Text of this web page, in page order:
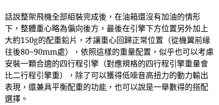
話說整架飛機全部組裝完成後，在油箱還沒有加油的情形
下，整體重心略為偏向後方，最後在引擎下方位置另外加上
大約150g的配重鉛片，才讓重心回歸正常位置（從機翼前緣
往後80~90mm處），依照這樣的重量配置，似乎也可以考慮
安裝一顆合適的四行程引擎（對應規格的四行程引擎重量會
比二行程引擎重），除了可以獲得低噪音高扭力的動力輸出
表現，還兼具平衡配重的功能，也可以說是一舉數得的搭配
選擇。